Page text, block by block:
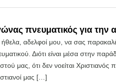
πνευματικός για την
αδελφοί μου, να σας
Διότι είναι μέσα στην
μας, ότι δεν νοείται
μας […]